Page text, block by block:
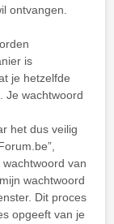
ontvangen.
is
je hetzelfde
Je wachtwoord
het dus veilig
van
wachtwoord
Dit proces
opgeeft van je